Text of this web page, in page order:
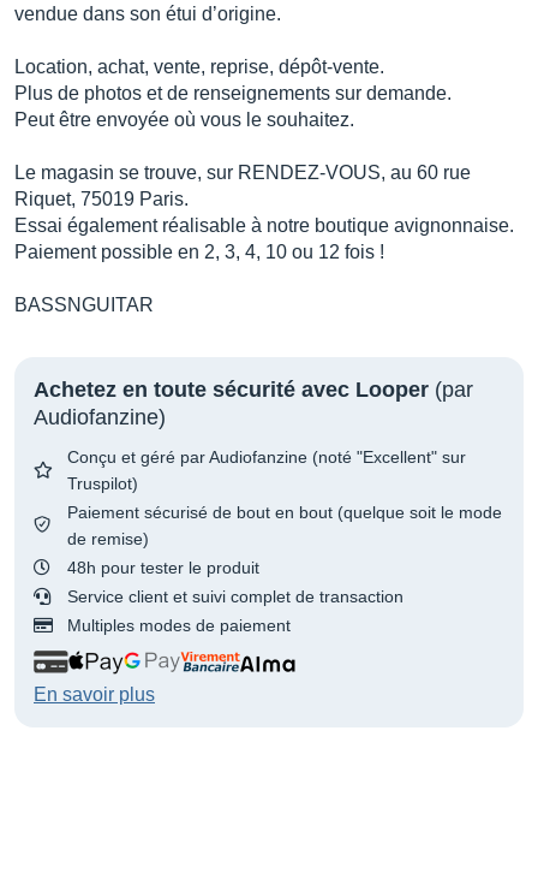
vendue dans son étui d’origine.
Location, achat, vente, reprise, dépôt-vente.
Plus de photos et de renseignements sur demande.
Peut être envoyée où vous le souhaitez.
Le magasin se trouve, sur RENDEZ-VOUS, au 60 rue
Riquet, 75019 Paris.
Essai également réalisable à notre boutique avignonnaise.
Paiement possible en 2, 3, 4, 10 ou 12 fois !
BASSNGUITAR
Achetez en toute sécurité avec Looper (par
Audiofanzine)
Conçu et géré par Audiofanzine (noté "Excellent" sur
Truspilot)
Paiement sécurisé de bout en bout (quelque soit le mode
de remise)
48h pour tester le produit
Service client et suivi complet de transaction
Multiples modes de paiement
En savoir plus